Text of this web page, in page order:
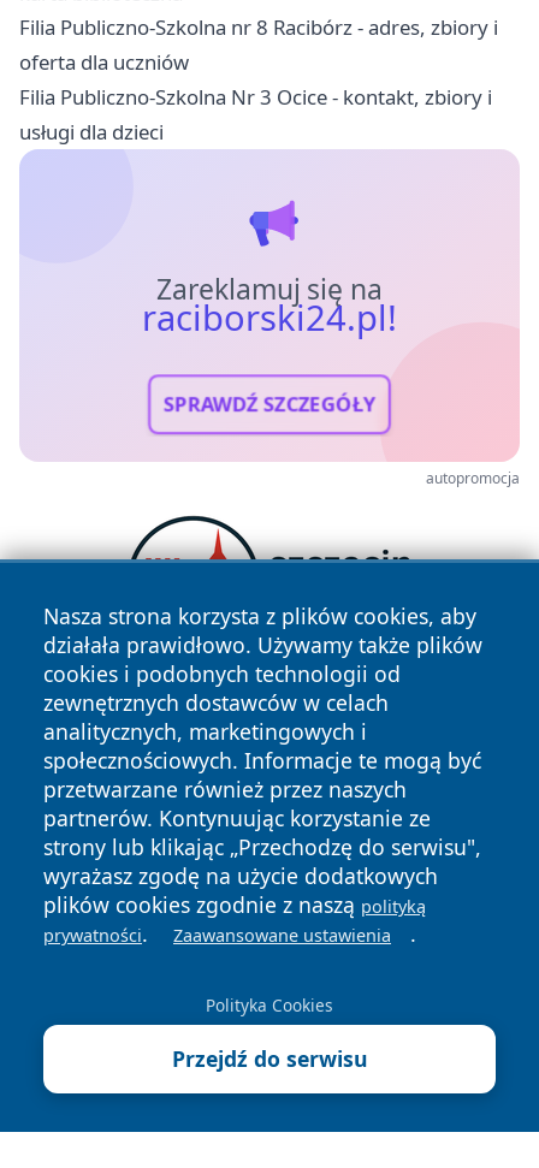
Filia Publiczno-Szkolna nr 8 Racibórz - adres, zbiory i
oferta dla uczniów
Filia Publiczno-Szkolna Nr 3 Ocice - kontakt, zbiory i
usługi dla dzieci
Zareklamuj się na
raciborski24.pl!
SPRAWDŹ SZCZEGÓŁY
autopromocja
Nasza strona korzysta z plików cookies, aby
działała prawidłowo. Używamy także plików
cookies i podobnych technologii od
zewnętrznych dostawców w celach
analitycznych, marketingowych i
społecznościowych. Informacje te mogą być
przetwarzane również przez naszych
partnerów. Kontynuując korzystanie ze
strony lub klikając „Przechodzę do serwisu",
wyrażasz zgodę na użycie dodatkowych
plików cookies zgodnie z naszą polityką
prywatności. Zaawansowane ustawienia .
Polityka Cookies
Przejdź do serwisu
Copyright © 2026 raciborski24.pl Wszystkie prawa
zastrzeżone.